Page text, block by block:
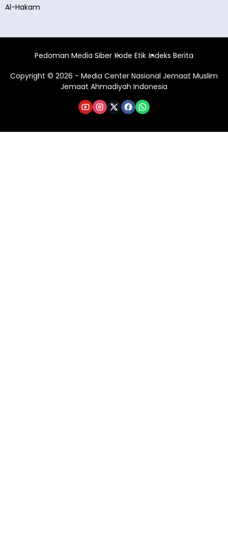
Al-Hakam
Pedoman Media Siber Kode Etik Indeks Berita
Copyright © 2026 - Media Center Nasional Jemaat Muslim
Jemaat Ahmadiyah Indonesia